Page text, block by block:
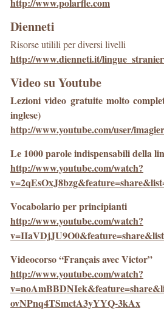
Dienneti
Risorse utilili per diversi livelli
http://www.dienneti.it/
Video su Youtube
Lezioni video gratuite molto
inglese)
http://www.youtube.com/user/
Le 1000 parole indispensabili della
http://www.youtube.com/watch?
Vocabolario per principianti
http://www.youtube.com/watch?
Videocorso “Français avec Victor”
http://www.youtube.com/watch?
ovNPnq4TSmctA3yYYQ-3kAx